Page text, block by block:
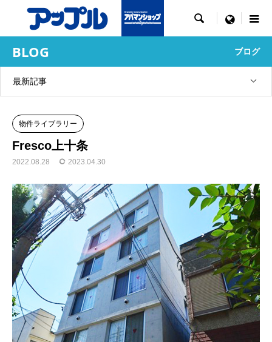
 menu
BLOG ブログ
最新記事
物件ライブラリー
Fresco上十条
2022.08.28 2023.04.30